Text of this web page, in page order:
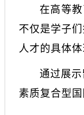
在高等
不仅是学子
人才的具体体
通过展
素质复合型